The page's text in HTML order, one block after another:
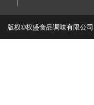
版权©权盛食品调味有限公司